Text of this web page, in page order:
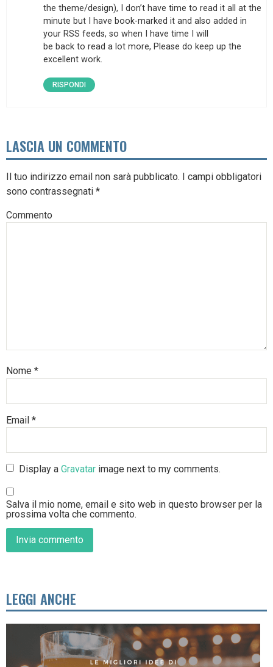
the theme/design), I don’t have time to read it all at the
minute but I have book-marked it and also added in
your RSS feeds, so when I have time I will
be back to read a lot more, Please do keep up the
excellent work.
RISPONDI
LASCIA UN COMMENTO
Il tuo indirizzo email non sarà pubblicato. I campi obbligatori
sono contrassegnati *
Commento
Nome *
Email *
Display aGravatar image next to my comments.
Salva il mio nome, email e sito web in questo browser per la
prossima volta che commento.
LEGGI ANCHE